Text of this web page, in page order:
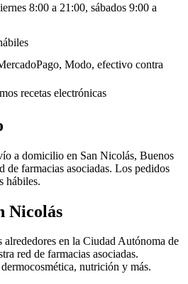
8:00 a 21:00, sábados 9:00 a
Modo, efectivo contra
recetas electrónicas
a domicilio en San Nicolás, Buenos
de farmacias asociadas. Los pedidos
hábiles.
Nicolás
en la Ciudad Autónoma de
red de farmacias asociadas.
nutrición y más.